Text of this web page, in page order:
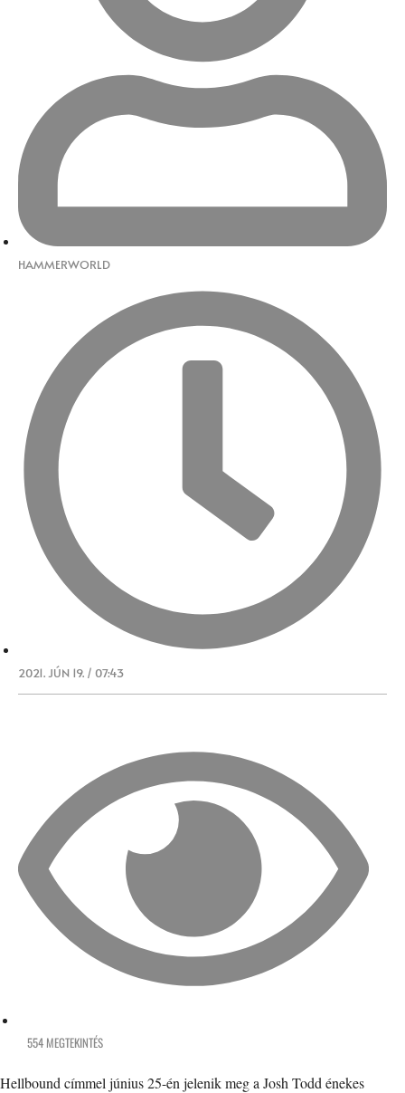
HAMMERWORLD
2021. JÚN 19. / 07:43
554 MEGTEKINTÉS
Hellbound címmel június 25-én jelenik meg a Josh Todd énekes